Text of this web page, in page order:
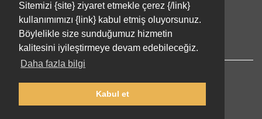
Sitemizi {site} ziyaret etmekle çerez {/link}
kullanımımızı {link} kabul etmiş oluyorsunuz.
Böylelikle size sunduğumuz hizmetin
kalitesini iyileştirmeye devam edebileceğiz.
Daha fazla bilgi
Kabul et
Kullanım Koşulları
Bize ulaşın
© 2002-2026 lernu.net |Impressum